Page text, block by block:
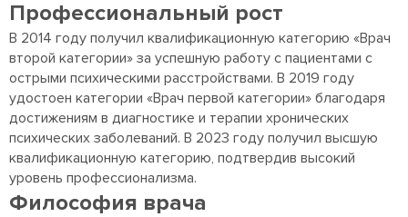
Профессиональный рост
В 2014 году получил квалификационную категорию «Врач
второй категории» за успешную работу с пациентами с
острыми психическими расстройствами. В 2019 году
удостоен категории «Врач первой категории» благодаря
достижениям в диагностике и терапии хронических
психических заболеваний. В 2023 году получил высшую
квалификационную категорию, подтвердив высокий
уровень профессионализма.
Философия врача